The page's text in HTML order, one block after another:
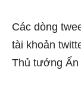
Các dòng
tài khoản
Thủ tướng